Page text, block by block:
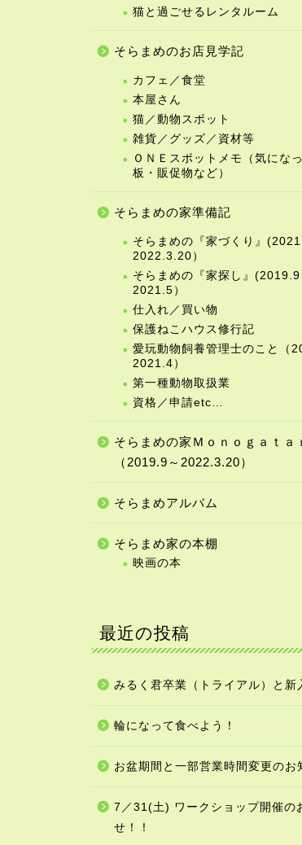
猫と過ごせるレンタルーム
そらまめのお店見学記
カフェ／食堂
本屋さん
猫／動物スポット
雑貨／グッズ／資材等
ＯＮＥスポットメモ（気にな
板・販促物など）
そらまめの家準備記
そらまめの『家づくり』
2022.3.20）
そらまめの『家探し』(2019.9
2021.5）
仕入れ／買い物
保護ねこハウス修行記
愛玩動物飼養管理士のこと（
2021.4）
第一種動物取扱業
資格／申請etc…
そらまめの家Ｍｏｎｏｇａｔａ
（2019.9～2022.3.20）
そらまめアルバム
そらまめ家の本棚
映画の本
最近の投稿
みるく君卒業（トライアル）と新
輪になって食べよう！
お盆期間と一部営業時間変更のお
7／31(土) ワークショップ開催の
せ！！